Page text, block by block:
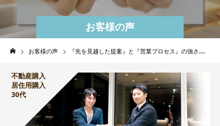
お客様の声
お客様の声 『先を見越した提案』と『営業プロセス』の強さを感じました
不動産購入
居住用購入
30代